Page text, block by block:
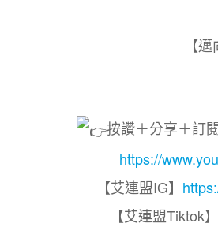
【
按讚＋分享＋訂
https://
【艾連盟IG】
【艾連盟Tiktok】